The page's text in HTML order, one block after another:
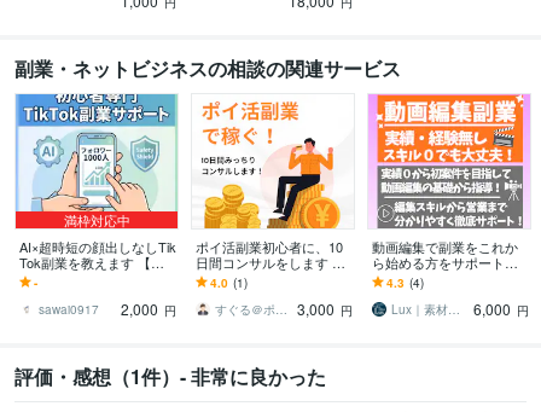
副業・ネットビジネスの相談の関連サービス
満枠対応中
AI×超時短の顔出しなしTik
Tok副業を教えます 【モ
ニター価格②／限定1名】
1000人達成まで完全サポ
ート
-
sawai0917
2,000 円
ポイ活副業初心者に、10
日間コンサルをします 私
と一緒に、ポイ活マスタ
ー目指しませんか？
4.0 (1)
すぐる＠ポイ活コンサル
3,000 円
動画編集で副業をこれか
ら始める方をサポートし
ます 実績・経験０から編
集者になった経験を活か
して伴走します！
4.3 (4)
Lux｜素材を活かす動画制作・コンサル
6,000 円
評価・感想（1件）- 非常に良かった